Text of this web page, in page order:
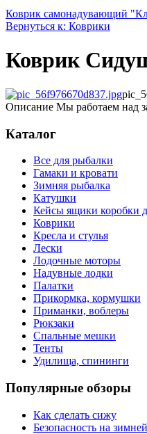
Коврик самонадувающий
Вернуться к: Коврики
Коврик
Описание Мы работаем над
Каталог
Все для рыбалки
Гамаки и кровати
Зимняя рыбалка
Катушки
Кейсы ящики коробки
Коврики
Кресла и стулья
Лески
Лодочные моторы
Надувные лодки
Палатки
Прикормка, кормушки
Приманки, воблеры
Рюкзаки
Спальные мешки
Тенты
Удилища, спининги
Популярные обзоры
Как сделать сижу
Безопасность на